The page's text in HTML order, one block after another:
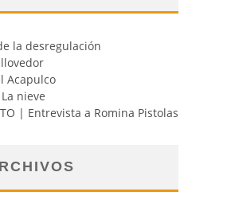
la desregulación
Acapulco
nieve
| Entrevista a Romina Pistolas